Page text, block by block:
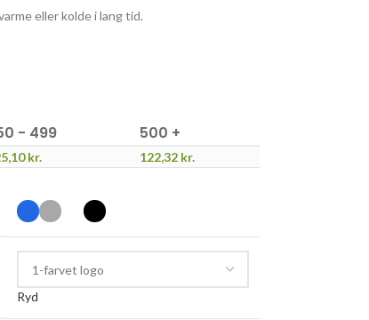
eller kolde i lang tid.
- 499 500 +
kr. 122,32 kr.
Ryd